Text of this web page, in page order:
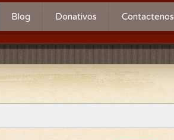
Blog Donativos Contactenos